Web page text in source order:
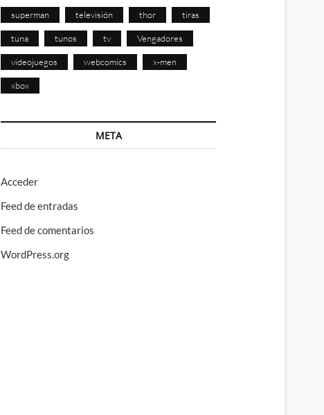
superman televisión thor tiras
tuna tunos tv Vengadores
videojuegos webcomics x-men
xbox
META
Acceder
Feed de entradas
Feed de comentarios
WordPress.org